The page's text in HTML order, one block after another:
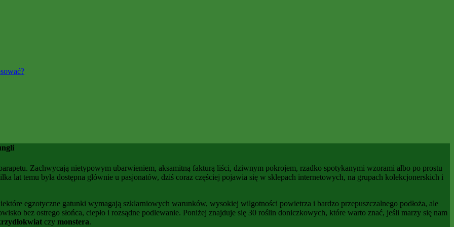
Zachwycają nietypowym ubarwieniem, aksamitną fakturą liści, dziwnym pokrojem, rzadko spotykanymi wzorami albo po prostu
lat temu była dostępna głównie u pasjonatów, dziś coraz częściej pojawia się w sklepach internetowych, na grupach kolekcjonerskich i
egzotyczne gatunki wymagają szklarniowych warunków, wysokiej wilgotności powietrza i bardzo przepuszczalnego podłoża, ale
bez ostrego słońca, ciepło i rozsądne podlewanie. Poniżej znajduje się 30 roślin doniczkowych, które warto znać, jeśli marzy się nam
czy monstera.